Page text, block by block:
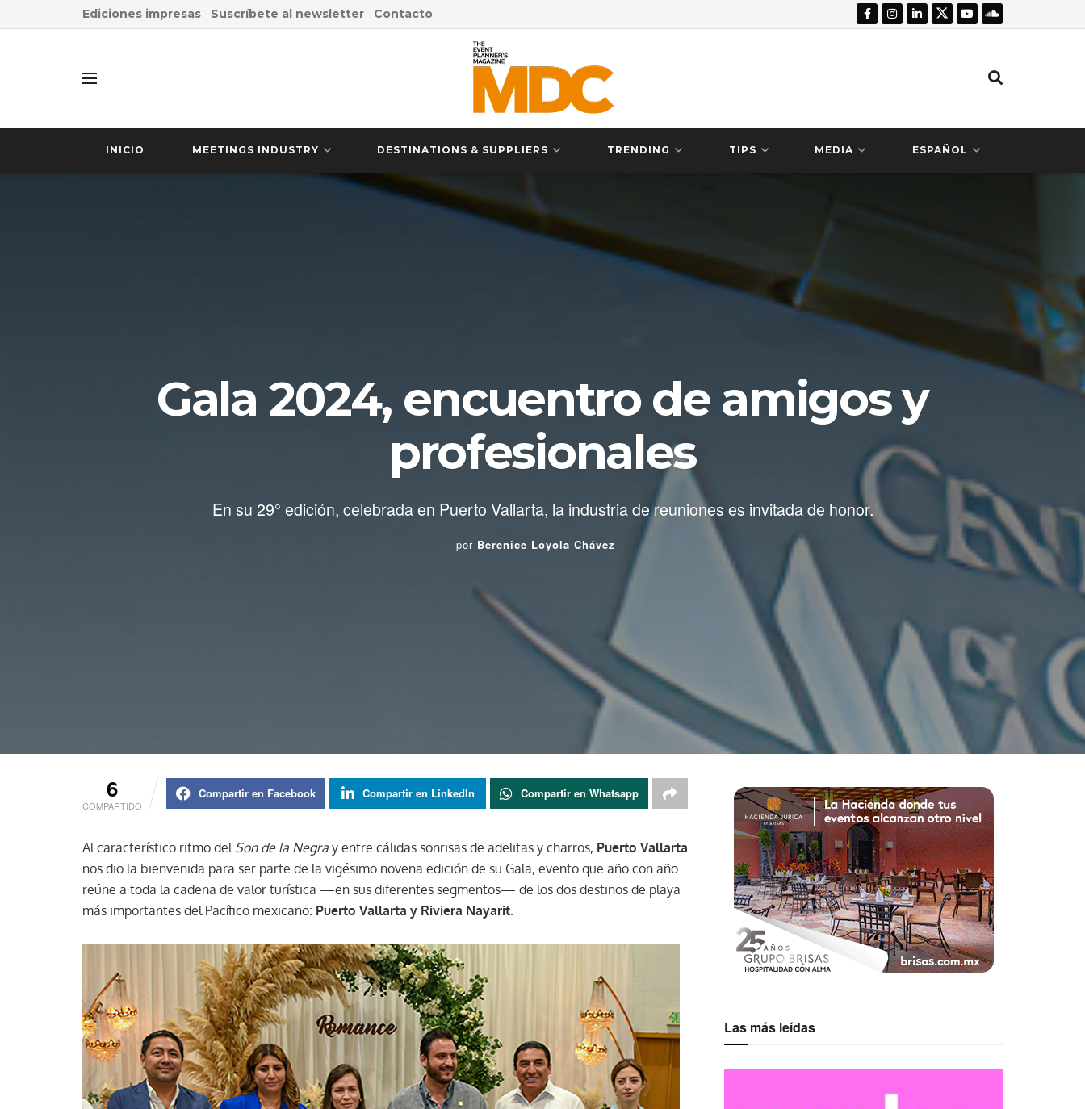
Ediciones impresas Suscríbete al newsletter Contacto
INICIO MEETINGS INDUSTRY DESTINATIONS & SUPPLIERS TRENDING TIPS MEDIA ESPAÑOL
Gala 2024, encuentro de amigos y
profesionales
En su 29° edición, celebrada en Puerto Vallarta, la industria de reuniones es invitada de honor.
por Berenice Loyola Chávez
6
COMPARTIDO
Compartir en Facebook Compartir en LinkedIn Compartir en Whatsapp
Al característico ritmo del Son de la Negra y entre cálidas sonrisas de adelitas y charros, Puerto Vallarta
nos dio la bienvenida para ser parte de la vigésimo novena edición de su Gala, evento que año con año
reúne a toda la cadena de valor turística —en sus diferentes segmentos­— de los dos destinos de playa
más importantes del Pacífico mexicano: Puerto Vallarta y Riviera Nayarit.
Las más leídas